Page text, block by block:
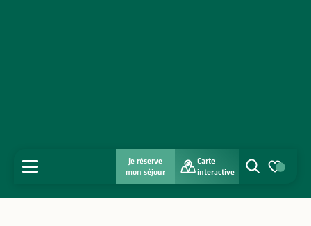
Je réserve
mon séjour
Carte
interactive